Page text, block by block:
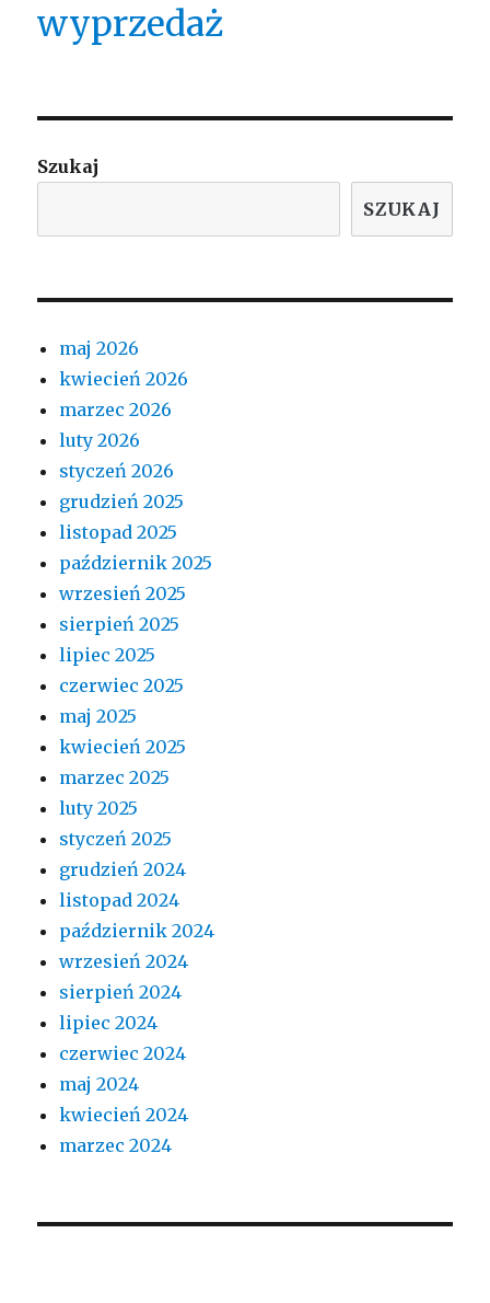
wyprzedaż
Szukaj
SZUKAJ
maj 2026
kwiecień 2026
marzec 2026
luty 2026
styczeń 2026
grudzień 2025
listopad 2025
październik 2025
wrzesień 2025
sierpień 2025
lipiec 2025
czerwiec 2025
maj 2025
kwiecień 2025
marzec 2025
luty 2025
styczeń 2025
grudzień 2024
listopad 2024
październik 2024
wrzesień 2024
sierpień 2024
lipiec 2024
czerwiec 2024
maj 2024
kwiecień 2024
marzec 2024